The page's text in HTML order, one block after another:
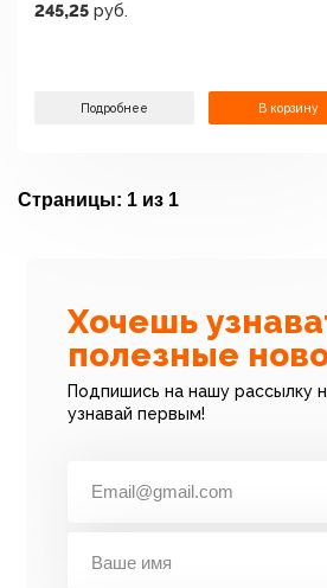
245,25 руб.
Подробнее В корзину
Страницы: 1 из 1
Хочешь
полезные
Подпишись на нашу рассылку
узнавай первым!